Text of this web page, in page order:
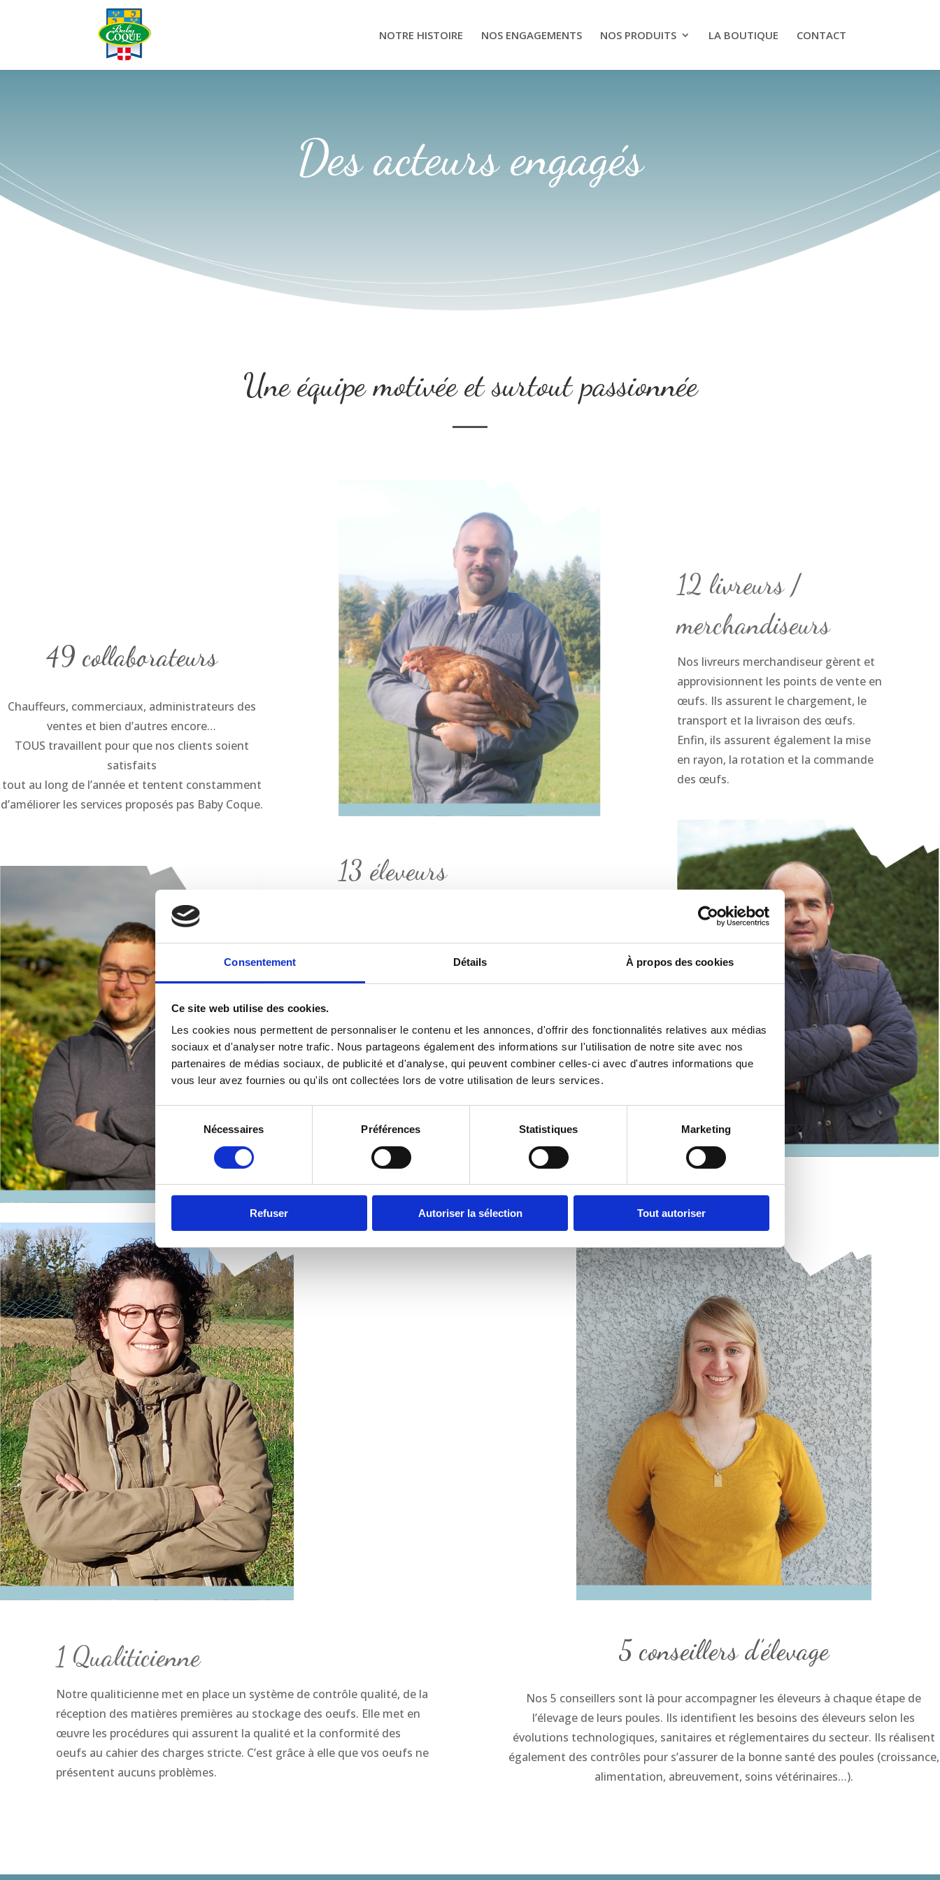
Consentement Détails À propos des cookies
Ce site web utilise des cookies.
Les cookies nous permettent de personnaliser le contenu et les annonces, d'offrir des fonctionnalités relatives aux médias
sociaux et d'analyser notre trafic. Nous partageons également des informations sur l'utilisation de notre site avec nos
partenaires de médias sociaux, de publicité et d'analyse, qui peuvent combiner celles-ci avec d'autres informations que
vous leur avez fournies ou qu'ils ont collectées lors de votre utilisation de leurs services.
consentement
Nécessaires Préférences Statistiques Marketing
Refuser Autoriser la sélection Tout autoriser
NOTRE HISTOIRE NOS ENGAGEMENTS NOS PRODUITS LA BOUTIQUE CONTACT
Des acteurs engagés
Une équipe motivée et surtout passionnée
49 collaborateurs
Chauffeurs, commerciaux, administrateurs des
ventes et bien d’autres encore…
TOUS travaillent pour que nos clients soient
satisfaits
tout au long de l’année et tentent constamment
d’améliorer les services proposés pas Baby Coque.
13 éleveurs
vivent au mieux et c’est ce qui fait aussi le bon
Chacun a choisi le mode d’élevage qui lui
accompagné dans la construction de leur
poulailler et continue de les aider au sein de ce
corps de métier.
12 livreurs /
merchandiseurs
Nos livreurs merchandiseur gèrent et
approvisionnent les points de vente en
œufs. Ils assurent le chargement, le
transport et la livraison des œufs.
Enfin, ils assurent également la mise
en rayon, la rotation et la commande
des œufs.
1 Qualiticienne
Notre qualiticienne met en place un système de contrôle qualité, de la
réception des matières premières au stockage des oeufs. Elle met en
œuvre les procédures qui assurent la qualité et la conformité des
oeufs au cahier des charges stricte. C’est grâce à elle que vos oeufs ne
présentent aucuns problèmes.
5 conseillers d’élevage
Nos 5 conseillers sont là pour accompagner les éleveurs à chaque étape de
l’élevage de leurs poules. Ils identifient les besoins des éleveurs selon les
évolutions technologiques, sanitaires et réglementaires du secteur. Ils réalisent
également des contrôles pour s’assurer de la bonne santé des poules (croissance,
alimentation, abreuvement, soins vétérinaires…).